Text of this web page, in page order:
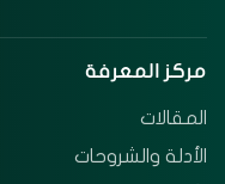
مركز المعرفة
المقالات
الأدلة والشروحات